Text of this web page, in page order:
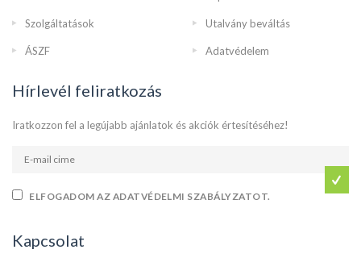
Szolgáltatások Utalvány beváltás
ÁSZF Adatvédelem
Hírlevél feliratkozás
Iratkozzon fel a legújabb ajánlatok és akciók értesítéséhez!
ELFOGADOM AZ ADATVÉDELMI SZABÁLYZATOT.
Kapcsolat